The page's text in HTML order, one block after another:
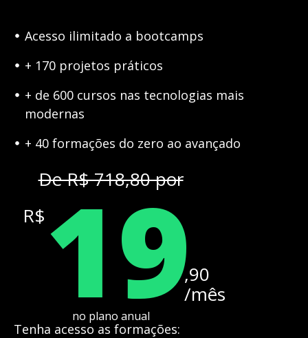
Acesso ilimitado a bootcamps
+ 170 projetos práticos
+ de 600 cursos nas tecnologias mais
modernas
+ 40 formações do zero ao avançado
De R$ 718,80 por
R$ 19,90
/mês
no plano anual
Tenha acesso as formações: